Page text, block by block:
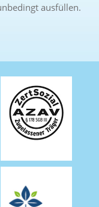
ausfüllen.